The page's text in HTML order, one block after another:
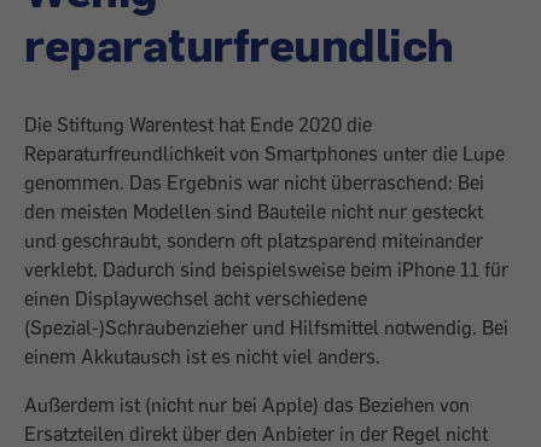
reparaturfreundlich
Die Stiftung Warentest hat Ende 2020 die
Reparaturfreundlichkeit von Smartphones unter die Lupe
genommen. Das Ergebnis war nicht überraschend: Bei
den meisten Modellen sind Bauteile nicht nur gesteckt
und geschraubt, sondern oft platzsparend miteinander
verklebt. Dadurch sind beispielsweise beim iPhone 11 für
einen Displaywechsel acht verschiedene
(Spezial-)Schraubenzieher und Hilfsmittel notwendig. Bei
einem Akkutausch ist es nicht viel anders.
Außerdem ist (nicht nur bei Apple) das Beziehen von
Ersatzteilen direkt über den Anbieter in der Regel nicht